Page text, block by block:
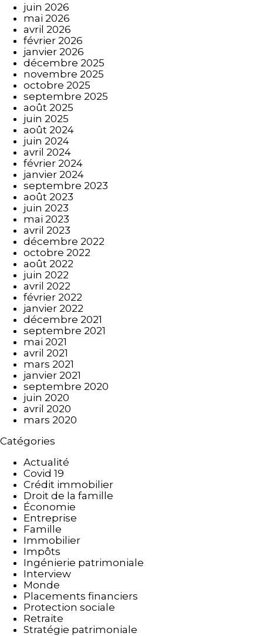
juin 2026
mai 2026
avril 2026
février 2026
janvier 2026
décembre 2025
novembre 2025
octobre 2025
septembre 2025
août 2025
juin 2025
août 2024
juin 2024
avril 2024
février 2024
janvier 2024
septembre 2023
août 2023
juin 2023
mai 2023
avril 2023
décembre 2022
octobre 2022
août 2022
juin 2022
avril 2022
février 2022
janvier 2022
décembre 2021
septembre 2021
mai 2021
avril 2021
mars 2021
janvier 2021
septembre 2020
juin 2020
avril 2020
mars 2020
Catégories
Actualité
Covid 19
Crédit immobilier
Droit de la famille
Économie
Entreprise
Famille
Immobilier
Impôts
Ingénierie patrimoniale
Interview
Monde
Placements financiers
Protection sociale
Retraite
Stratégie patrimoniale